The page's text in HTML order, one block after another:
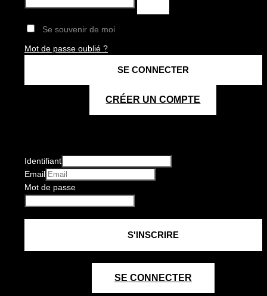
Se souvenir de moi
Mot de passe oublié ?
CRÉER UN COMPTE
Identifiant
Email
Mot de passe
SE CONNECTER